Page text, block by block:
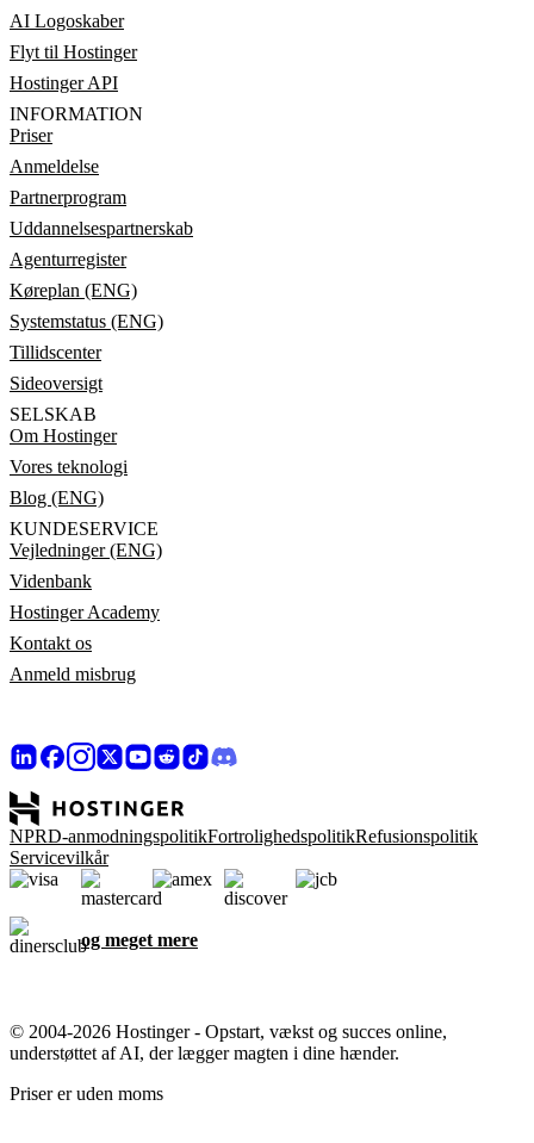
AI Logoskaber
Flyt til Hostinger
Hostinger API
INFORMATION
Priser
Anmeldelse
Partnerprogram
Uddannelsespartnerskab
Agenturregister
Køreplan (ENG)
Systemstatus (ENG)
Tillidscenter
Sideoversigt
SELSKAB
Om Hostinger
Vores teknologi
Blog (ENG)
KUNDESERVICE
Vejledninger (ENG)
Videnbank
Hostinger Academy
Kontakt os
Anmeld misbrug
NPRD-anmodningspolitikFortrolighedspolitikRefusionspolitik
Servicevilkår
og meget mere
© 2004-2026 Hostinger - Opstart, vækst og succes online,
understøttet af AI, der lægger magten i dine hænder.
Priser er uden moms